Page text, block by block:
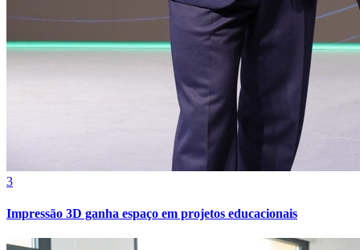
3
Impressão 3D ganha espaço em projetos educacionais